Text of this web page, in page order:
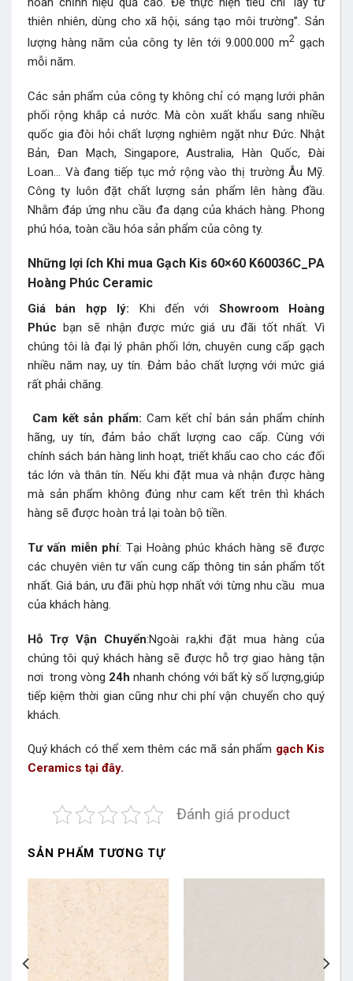
thiên nhiên, dùng cho xã hội, sáng tạo môi trường”. Sản
lượng hàng năm của công ty lên tới 9.000.000 m2 gạch
mỗi năm.
Các sản phẩm của công ty không chỉ có mạng lưới phân
phối rộng khắp cả nước. Mà còn xuất khẩu sang nhiều
quốc gia đòi hỏi chất lượng nghiêm ngặt như Đức. Nhật
Bản, Đan Mạch, Singapore, Australia, Hàn Quốc, Đài
Loan… Và đang tiếp tục mở rộng vào thị trường Âu Mỹ.
Công ty luôn đặt chất lượng sản phẩm lên hàng đầu.
Nhằm đáp ứng nhu cầu đa dạng của khách hàng. Phong
phú hóa, toàn cầu hóa sản phẩm của công ty.
Những lợi ích Khi mua Gạch Kis 60×60 K60036C_PA
Hoàng Phúc Ceramic
Giá bán hợp lý: Khi đến với Showroom Hoàng
Phúc bạn sẽ nhận được mức giá ưu đãi tốt nhất. Vì
chúng tôi là đại lý phân phối lớn, chuyên cung cấp gạch
nhiều năm nay, uy tín. Đảm bảo chất lượng với mức giá
rất phải chăng.
Cam kết sản phẩm: Cam kết chỉ bán sản phẩm chính
hãng, uy tín, đảm bảo chất lượng cao cấp. Cùng với
chính sách bán hàng linh hoạt, triết khấu cao cho các đối
tác lớn và thân tín. Nếu khi đặt mua và nhận được hàng
mà sản phẩm không đúng như cam kết trên thì khách
hàng sẽ được hoàn trả lại toàn bộ tiền.
Tư vấn miễn phí: Tại Hoàng phúc khách hàng sẽ được
các chuyên viên tư vấn cung cấp thông tin sản phẩm tốt
nhất. Giá bán, ưu đãi phù hợp nhất với từng nhu cầu mua
của khách hàng.
Hỗ Trợ Vận Chuyển:Ngoài ra,khi đặt mua hàng của
chúng tôi quý khách hàng sẽ được hỗ trợ giao hàng tận
nơi trong vòng 24h nhanh chóng với bất kỳ số lượng,giúp
tiếp kiệm thời gian cũng như chi phí vận chuyển cho quý
khách.
Quý khách có thể xem thêm các mã sản phẩm gạch Kis
Ceramics tại đây.
Đánh giá product
SẢN PHẨM TƯƠNG TỰ